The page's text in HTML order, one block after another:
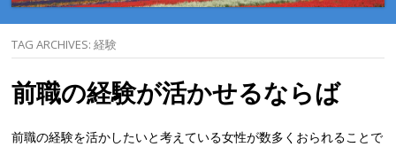
TAG ARCHIVES: 経験
前職の経験が活かせるならば
前職の経験を活かしたいと考えている女性が数多くおられることで